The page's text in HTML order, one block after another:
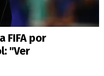
FIFA por
"Ver